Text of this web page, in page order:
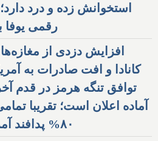
استخوانش زده و درد
رقمی یوفا
افزایش دزدی از مغازه‌ها
کانادا و افت صادرات به
توافق تنگه هرمز در قدم
آماده اعلان است؛ تقریبا
۸۰% پدافند آمریکا صرف ایران شده